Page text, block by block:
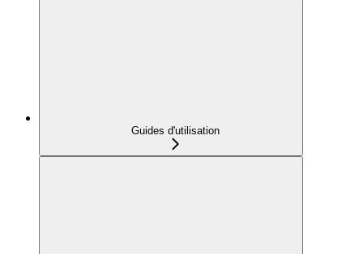
Guides d'utilisation